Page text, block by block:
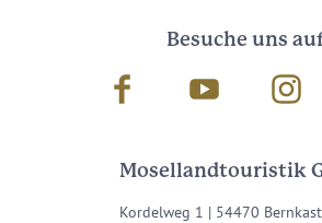
Besuche uns
Facebook Youtube
Mosellandtouristik
Kordelweg 1 | 54470